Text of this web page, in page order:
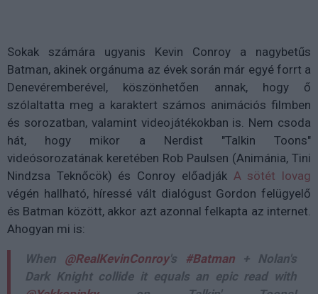
Sokak számára ugyanis Kevin Conroy a nagybetűs
Batman, akinek orgánuma az évek során már egyé forrt a
Denevéremberével, köszönhetően annak, hogy ő
szólaltatta meg a karaktert számos animációs filmben
és sorozatban, valamint videojátékokban is. Nem csoda
hát, hogy mikor a Nerdist "Talkin Toons"
videósorozatának keretében Rob Paulsen (Animánia, Tini
Nindzsa Teknőcök) és Conroy előadják A sötét lovag
végén hallható, híressé vált dialógust Gordon felügyelő
és Batman között, akkor azt azonnal felkapta az internet.
Ahogyan mi is:
When @RealKevinConroy's #Batman+ Nolan's
Dark Knight collide it equals an epic read with